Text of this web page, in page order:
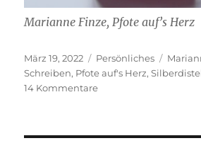
Marianne Finze, Pfote auf’s Herz
Veröffentlicht
am
März 19, 2022 Kategorien
Persönliches
Schreiben, Pfote auf's Herz,
14 Kommentarezu